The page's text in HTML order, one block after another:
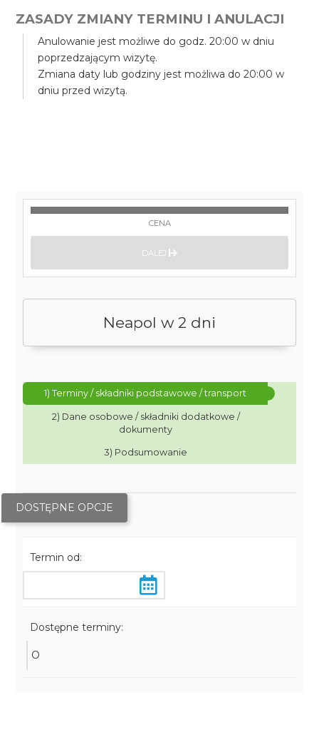
ZASADY ZMIANY TERMINU I ANULACJI
Anulowanie jest możliwe do godz. 20:00 w dniu
poprzedzającym wizytę.
Zmiana daty lub godziny jest możliwa do 20:00 w
dniu przed wizytą.
Neapol w 2 dni
1) Terminy / składniki podstawowe / transport
2) Dane osobowe / składniki dodatkowe /
dokumenty
3) Podsumowanie
DOSTĘPNE OPCJE
Termin od:
Dostępne terminy:
O
CENA
DALEJ